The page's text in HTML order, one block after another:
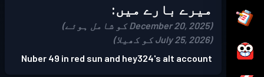
میرے بارے میں:
(December 20, 2025 کو شامل ہوئے)
(July 25, 2026 کو کھیلا)
Nuber 49 in red sun and hey324's alt account